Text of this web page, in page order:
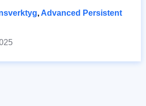
, Advanced Persistent